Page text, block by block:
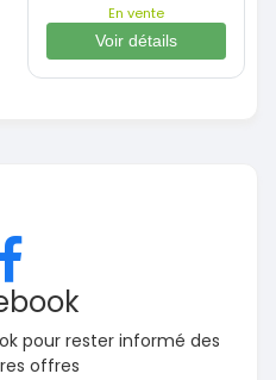
En vente
Voir détails
pour rester informé des
offres